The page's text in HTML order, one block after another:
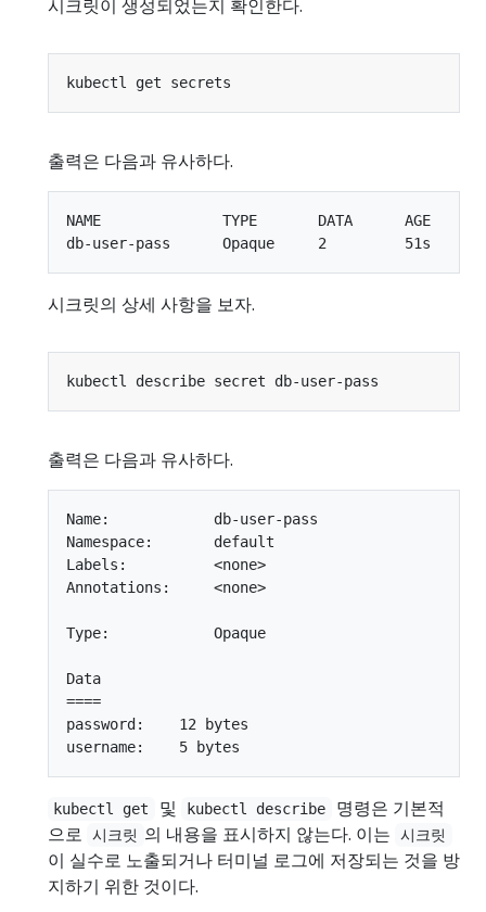
시크릿이 생성되었는지 확인한다.
출력은 다음과 유사하다.
NAME              TYPE       DATA      AGE
시크릿의 상세 사항을 보자.
출력은 다음과 유사하다.
Name:            db-user-pass
Namespace:       default
Labels:          <none>
Annotations:     <none>
Type:            Opaque
Data
====
password:    12 bytes
kubectl get 및 kubectl describe
명령은 기본적
으로
시크릿 의 내용을 표시하지 않는다. 이는 시크릿
이 실수로 노출되거나 터미널 로그에 저장되는 것을 방
지하기 위한 것이다.